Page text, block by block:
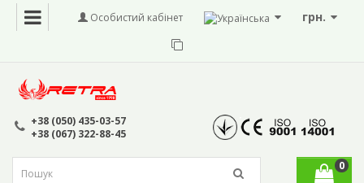
грн.
Особистий кабінет
+38 (050) 435-03-57
+38 (067) 322-88-45
0